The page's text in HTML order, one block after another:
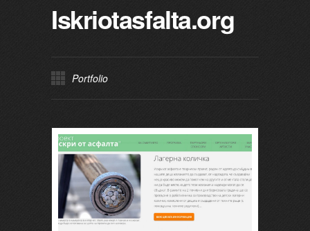
Iskriotasfalta.org
Portfolio